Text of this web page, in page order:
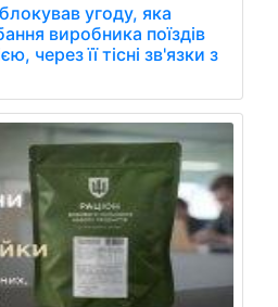
угоду, яка
виробника поїздів
через її тісні зв'язки з